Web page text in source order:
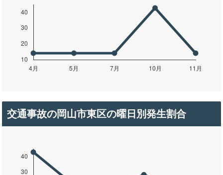
交通事故の岡山市東区の曜日別発生割合